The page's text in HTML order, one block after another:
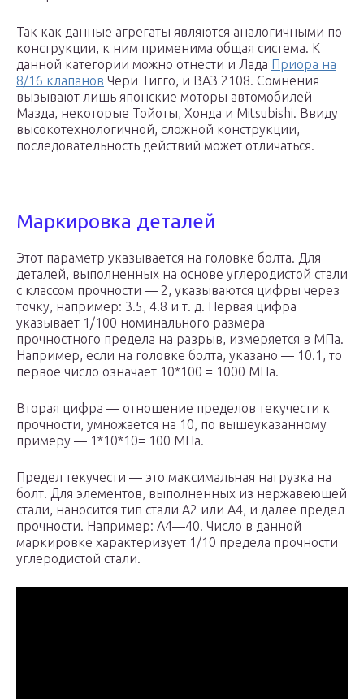
Так как данные агрегаты являются аналогичными по
конструкции, к ним применима общая система. К
данной категории можно отнести и Лада Приора на
8/16 клапанов Чери Тигго, и ВАЗ 2108. Сомнения
вызывают лишь японские моторы автомобилей
Мазда, некоторые Тойоты, Хонда и Mitsubishi. Ввиду
высокотехнологичной, сложной конструкции,
последовательность действий может отличаться.
Маркировка деталей
Этот параметр указывается на головке болта. Для
деталей, выполненных на основе углеродистой стали
с классом прочности — 2, указываются цифры через
точку, например: 3.5, 4.8 и т. д. Первая цифра
указывает 1/100 номинального размера
прочностного предела на разрыв, измеряется в МПа.
Например, если на головке болта, указано — 10.1, то
первое число означает 10*100 = 1000 МПа.
Вторая цифра — отношение пределов текучести к
прочности, умножается на 10, по вышеуказанному
примеру — 1*10*10= 100 МПа.
Предел текучести — это максимальная нагрузка на
болт. Для элементов, выполненных из нержавеющей
стали, наносится тип стали А2 или А4, и далее предел
прочности. Например: А4—40. Число в данной
маркировке характеризует 1/10 предела прочности
углеродистой стали.